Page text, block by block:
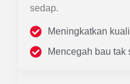
sedap.
Meningkatkan
Mencegah bau tak